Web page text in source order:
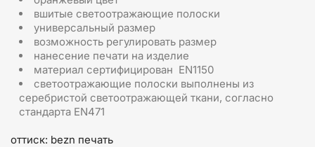
вшитые светоотражающие полоски
универсальный размер
возможность регулировать размер
нанесение печати на изделие
материал сертифицирован EN1150
светоотражающие полоски выполнены из
серебристой светоотражающей ткани, согласно
стандарта EN471
оттиск: bezn печать